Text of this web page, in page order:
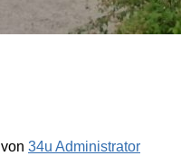
von 34u Administrator